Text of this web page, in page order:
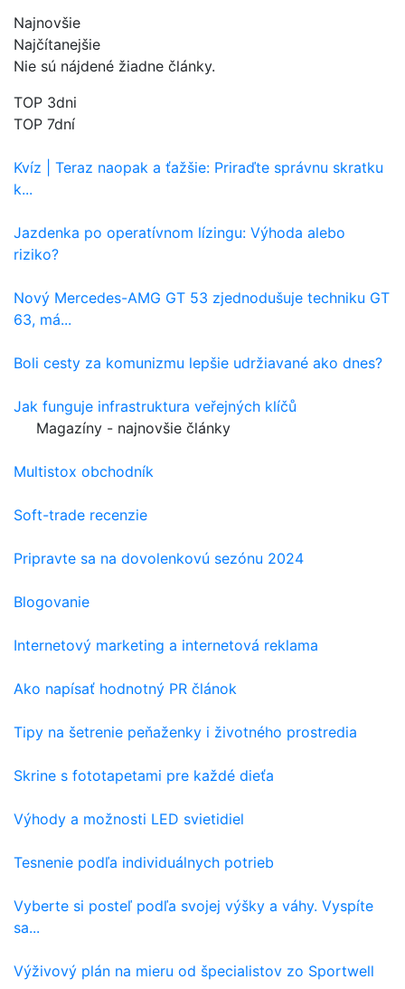
Najnovšie
Najčítanejšie
Nie sú nájdené žiadne články.
TOP 3dni
TOP 7dní
Kvíz | Teraz naopak a ťažšie: Priraďte správnu skratku
k...
Jazdenka po operatívnom lízingu: Výhoda alebo
riziko?
Nový Mercedes-AMG GT 53 zjednodušuje techniku GT
63, má...
Boli cesty za komunizmu lepšie udržiavané ako dnes?
Jak funguje infrastruktura veřejných klíčů
Magazíny - najnovšie články
Multistox obchodník
Soft-trade recenzie
Pripravte sa na dovolenkovú sezónu 2024
Blogovanie
Internetový marketing a internetová reklama
Ako napísať hodnotný PR článok
Tipy na šetrenie peňaženky i životného prostredia
Skrine s fototapetami pre každé dieťa
Výhody a možnosti LED svietidiel
Tesnenie podľa individuálnych potrieb
Vyberte si posteľ podľa svojej výšky a váhy. Vyspíte
sa...
Výživový plán na mieru od špecialistov zo Sportwell